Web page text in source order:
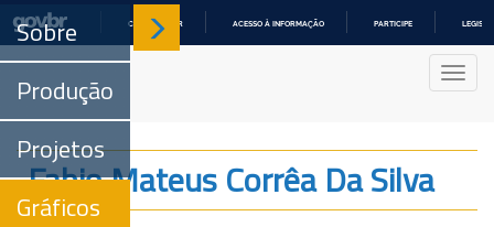
COMUNICA BR ACESSO À INFORMAÇÃO PARTICIPE
Sobre
Produção
Projetos
Gráficos
Fabio Mateus Corrêa Da Silva